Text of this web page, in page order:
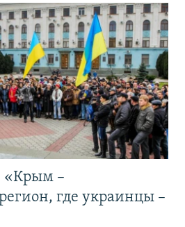
«Крым –
где украинцы –